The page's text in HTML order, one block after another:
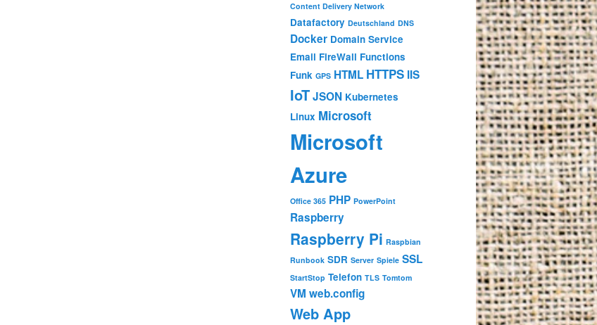
Content Delivery Network
Datafactory Deutschland DNS
Docker Domain Service
Email FireWall Functions
Funk GPS HTML HTTPS IIS
IoTJSON Kubernetes
Linux Microsoft
Microsoft
Azure
Office 365 PHP PowerPoint
Raspberry
Raspberry Pi Raspbian
Runbook SDR Server Spiele SSL
StartStop Telefon TLS Tomtom
VM web.config
Web App